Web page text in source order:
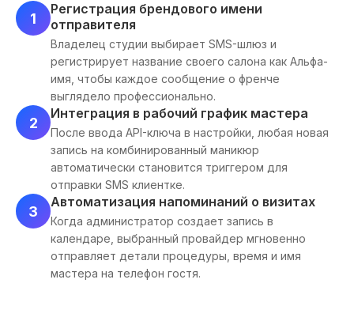
1
Регистрация брендового имени
отправителя
Владелец студии выбирает SMS-шлюз и
регистрирует название своего салона как Альфа-
имя, чтобы каждое сообщение о френче
выглядело профессионально.
2
Интеграция в рабочий график мастера
После ввода API-ключа в настройки, любая новая
запись на комбинированный маникюр
автоматически становится триггером для
отправки SMS клиентке.
3
Автоматизация напоминаний о визитах
Когда администратор создает запись в
календаре, выбранный провайдер мгновенно
отправляет детали процедуры, время и имя
мастера на телефон гостя.